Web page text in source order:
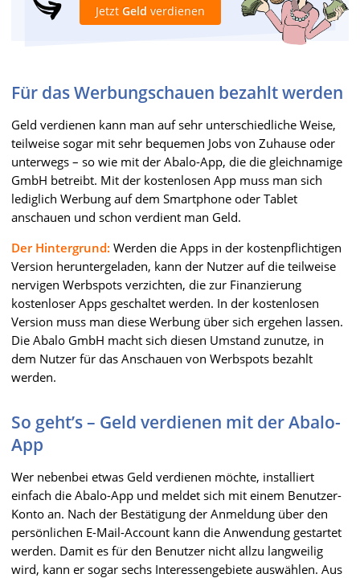
Jetzt Geld verdienen
Für das Werbungschauen bezahlt werden
Geld verdienen kann man auf sehr unterschiedliche Weise,
teilweise sogar mit sehr bequemen Jobs von Zuhause oder
unterwegs – so wie mit der Abalo-App, die die gleichnamige
GmbH betreibt. Mit der kostenlosen App muss man sich
lediglich Werbung auf dem Smartphone oder Tablet
anschauen und schon verdient man Geld.
Der Hintergrund: Werden die Apps in der kostenpflichtigen
Version heruntergeladen, kann der Nutzer auf die teilweise
nervigen Werbspots verzichten, die zur Finanzierung
kostenloser Apps geschaltet werden. In der kostenlosen
Version muss man diese Werbung über sich ergehen lassen.
Die Abalo GmbH macht sich diesen Umstand zunutze, in
dem Nutzer für das Anschauen von Werbspots bezahlt
werden.
So geht’s – Geld verdienen mit der Abalo-
App
Wer nebenbei etwas Geld verdienen möchte, installiert
einfach die Abalo-App und meldet sich mit einem Benutzer-
Konto an. Nach der Bestätigung der Anmeldung über den
persönlichen E-Mail-Account kann die Anwendung gestartet
werden. Damit es für den Benutzer nicht allzu langweilig
wird, kann er sogar sechs Interessengebiete auswählen. Aus